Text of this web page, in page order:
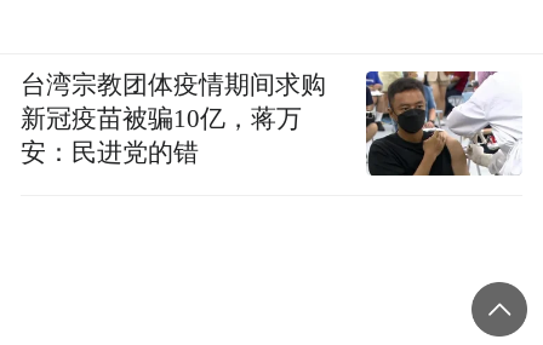
台湾宗教团体疫情期间求购
新冠疫苗被骗10亿，蒋万
安：民进党的错